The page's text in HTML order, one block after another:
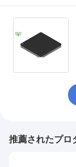
推薦されたプロ